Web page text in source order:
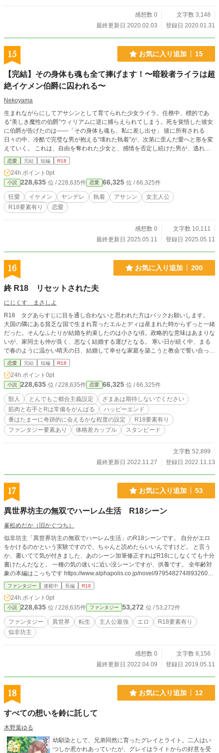
感想数 0
文字数 3,148
最終更新日 2020.02.03
登録日 2020.01.31
15 お気に入り追加 15
【完結】その身体も魂も全て捧げます！〜暗殺者ライラは超
絶イケメン伯爵に囚われる〜
Nekoyama
生まれながらにしてアサシンとして育てられた少女ライラ。任務中、標的であ
る“美しき魔性の伯爵”ウィリアムに逆に捕らえられてしまう。死を覚悟した彼女
に伯爵が告げたのは——「その身体も魂も、私に差し出せ」 彼に所有される
日々の中、冷酷で完璧な男が抱える“壊れた執着”が、次第に歪んだ愛へと形を変
えていく。 これは、自由を奪われた少女と、感情を否定し続けた男が、逃れら
れない鎖の中で交わす、濃密で狂おしい恋愛短編。エロは後半☆です。
恋愛 完結 短編 R18
24h.ポイント 0pt
小説 228,635 位 / 228,635件 恋愛 66,325 位 / 66,325件
狂愛 イケメン ヤンデレ 執着 アサシン
女主人公
R18要素有り
恋愛
感想数 0
文字数 10,111
最終更新日 2025.05.11
登録日 2025.05.11
16 お気に入り追加 200
終 R18 リセットされた夫
にじくす まさしよ
R18 タグあらすじに目を通し合わないと思われた方はバックお願いします。
大国の隣にある貧乏な国で生まれ育ったエルとディは産まれた時からずっと一緒
だった。そんなふたりが結婚を約束したのは小さな頃。政略的な意味はあまりな
いが、家同士も仲が良く、恙なく結婚する運びとなる。 寒い日が続く中、まる
で春のように温かい晴天の日、結婚して幸せな家庭を築こうと教会で誓い合った
その時、小さな国を魔物の大群が襲う。 スタンピードに巻き込まれ、派遣され
た大国の騎士たちが到着した時にはあちこちが壊滅状態だった。各国の協力の
元、魔物は鎮圧されるが生き残った人々の中に、ディの姿は見つからない。生存
を信じて夫を一途に探すのだが── 他者視点あり R15範囲内でのバトル要素あ
り。魔物相手のバトルに伴うケガ、出血の表現が多少あり。武器や魔法などの使
用あり。 恋愛はR18。右手は頑張って捻り出したのであります。グッズは出て
きません。 何番煎じかわからない記憶喪失もの。ヒロインが傷ついても前向き
に進むので、あまり暗くなりすぎないように進行。 ご都合な設定多数。なんで
も笑って許せる人向けですので合わない方はバックお願いします。
恋愛 完結 短編 R18
24h.ポイント 0pt
小説 228,635 位 / 228,635件 恋愛 66,325 位 / 66,325件
獣人 とんでもご都合主義設定
ざまあは期待しないでください
筋肉と右手とRは常備をがんばる
ハッピーエンド
番はたまーに奇跡的に会えるかな程度の設定
R18要素有り
ファンタジー要素あり
体格差カップル スタンピード
文字数 52,899
最終更新日 2022.11.27
登録日 2022.11.13
17 お気に入り追加 53
異世界坊主の無双でハーレム生活 R18シーン
峯松めだか（旧かぐつち）
似非坊主「異世界坊主の無双でハーレム生活」のR18シーンです。 自分がエロ
をかけるのかという実験ですので、ちゃんと読めたらいいんですけど。 と言う
か、書いてて気が付きました、あのシーン加筆修正すればR18にしなくても十分
書けたんだなと。 一種の気の迷いに近い没シーンですが、供養です。 全年齢対
象の本編はこっちです https://www.alphapolis.co.jp/novel/979548274/89326010
8ファンタジー 連載中 長編 R18
24h.ポイント 0pt
小説 228,635 位 / 228,635件 ファンタジー 53,272 位 / 53,272件
ファンタジー 異世界 転生 主人公最強 エロ
R18要素有り
似非坊主
感想数 0
文字数 8,156
最終更新日 2022.04.09
登録日 2019.05.11
18 お気に入り追加 12
すべての想いを鈴に託して
木野葉ゆる
幼馴染として、兄弟同然に育ったグレイとライト。二人はい
つしか惹かれあっていたが、グレイはライトからの好意を受